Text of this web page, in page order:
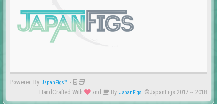
Powered By JapanFigs™ -
HandCrafted With
and By JapanFigs ©JapanFigs 2017 ~ 2018